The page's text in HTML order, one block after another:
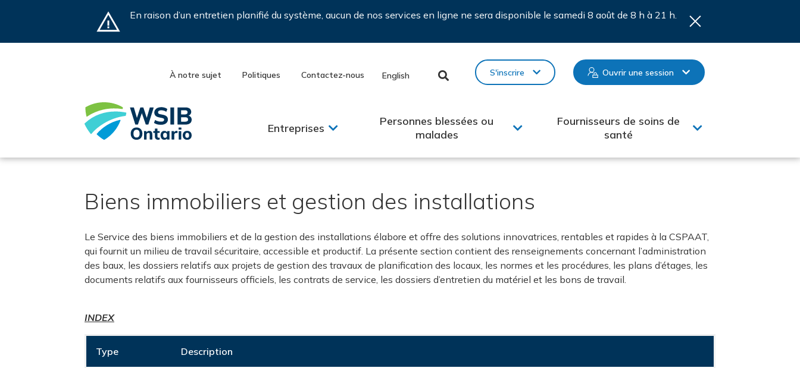
content
En raison d’un entretien planifié du système, aucun de nos services en ligne ne sera disponible le samedi 8 août de 8 h à 21 h.
À notre sujet Politiques Contactez-nous English S'inscrire Ouvrir une session
Entreprises
Personnes blessées ou
malades
Fournisseurs de soins de
santé
Biens immobiliers et gestion des installations
Le Service des biens immobiliers et de la gestion des installations élabore et offre des solutions innovatrices, rentables et rapides à la CSPAAT,
qui fournit un milieu de travail sécuritaire, accessible et productif. La présente section contient des renseignements concernant l’administration
des baux, les dossiers relatifs aux projets de gestion des travaux de planification des locaux, les normes et les procédures, les plans d’étages, les
documents relatifs aux fournisseurs officiels, les contrats de service, les dossiers d’entretien du matériel et les bons de travail.
INDEX
Type Description